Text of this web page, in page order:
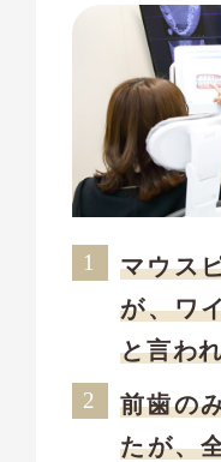
マウス
が、ワ
と言わ
前歯の
たが、